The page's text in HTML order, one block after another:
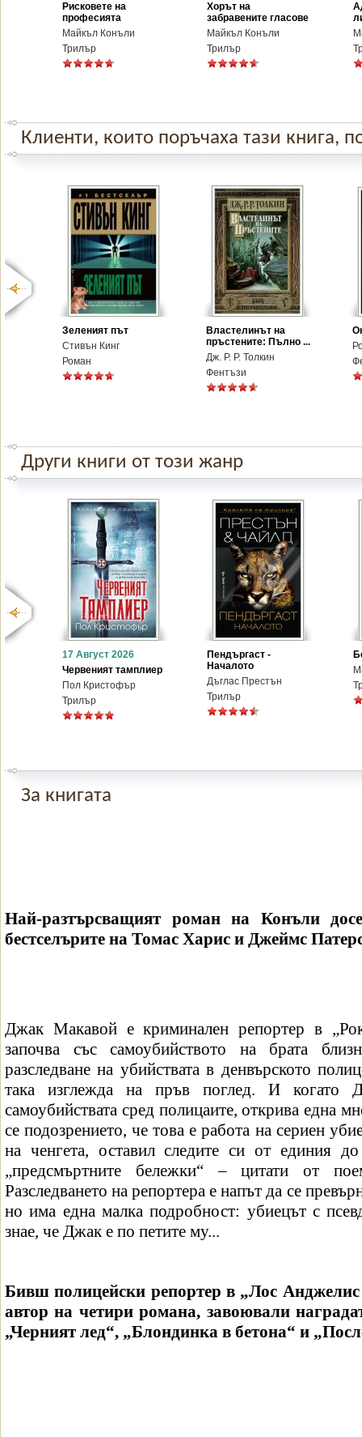
Рисковете на
професията
Майкъл Конъли
Трилър
Хорът на
забравените гласове
Майкъл Конъли
Трилър
Клиенти, които поръчаха тази книга,
Зеленият път
Стивън Кинг
Роман
Властелинът на
пръстените: Пълно ...
Дж. Р. Р. Толкин
Фентъзи
Други книги от този жанр
17 Август 2026
Червеният тамплиер
Пол Кристофър
Трилър
Пендъргаст -
Началото
Дъглас Престън
Трилър
За книгата
Най-разтърсващият роман на Конъли
бестселърите на Томас Харис и Джеймс
Джак Макавой е криминален репортер в
започва със самоубийството на брата
разследване на убийствата в денвърското
така изглежда на пръв поглед. И когато
самоубийствата сред полицаите, открива една
се подозрението, че това е работа на сериен
на ченгета, оставил следите си от единия
„предсмъртните бележки“ – цитати от
Разследването на репортера е напът да се
но има една малка подробност: убиецът с
знае, че Джак е по петите му...
Бивш полицейски репортер в „Лос
автор на четири романа, завоювали
„Черният лед“, „Блондинка в бетона“ и